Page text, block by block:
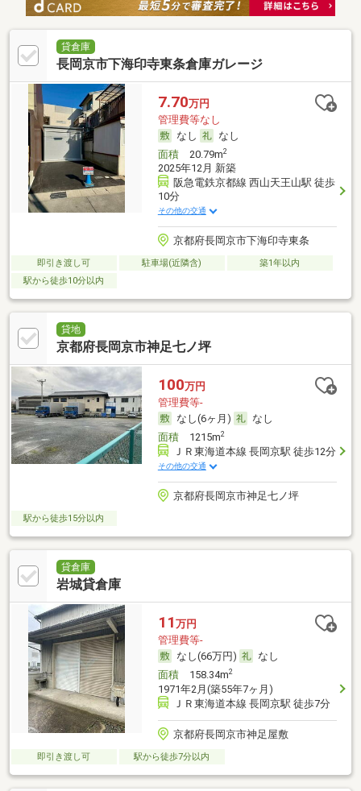
貸倉庫
長岡京市下海印寺東条倉庫ガレージ
7.70万円
管理費等なし
なし
なし
面積20.79m2
2025年12月 新築
阪急電鉄京都線 西山天王山駅 徒歩
10分
その他の交通
京都府長岡京市下海印寺東条
即引き渡し可 駐車場(近隣含)
築1年以内
駅から徒歩10分以内
貸地
京都府長岡京市神足七ノ坪
100万円
管理費等-
なし(6ヶ月)
なし
面積1215m2
ＪＲ東海道本線 長岡京駅 徒歩12分
その他の交通
京都府長岡京市神足七ノ坪
駅から徒歩15分以内
貸倉庫
岩城貸倉庫
11 万円
管理費等-
なし(66万円)
なし
面積158.34m2
1971年2月(築55年7ヶ月)
ＪＲ東海道本線 長岡京駅 徒歩7分
京都府長岡京市神足屋敷
即引き渡し可 駅から徒歩7分以内